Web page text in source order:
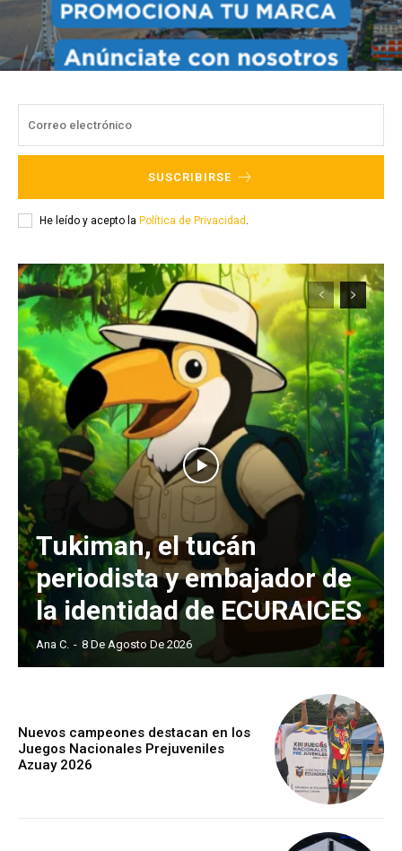
SUSCRIBIRSE
He leído y acepto la Política de Privacidad
Tukiman, el tucán
periodista y embajador de
la identidad de ECURAICES
Ana C. - 8 De Agosto De 2026
Nuevos campeones destacan en los
Juegos Nacionales Prejuveniles
Azuay 2026